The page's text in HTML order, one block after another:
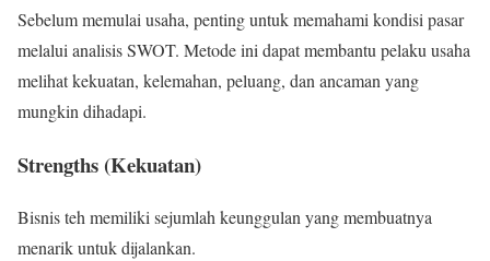
Sebelum memulai usaha, penting untuk memahami kondisi pasar
melalui analisis SWOT. Metode ini dapat membantu pelaku usaha
melihat kekuatan, kelemahan, peluang, dan ancaman yang
mungkin dihadapi.
Strengths (Kekuatan)
Bisnis teh memiliki sejumlah keunggulan yang membuatnya
menarik untuk dijalankan.